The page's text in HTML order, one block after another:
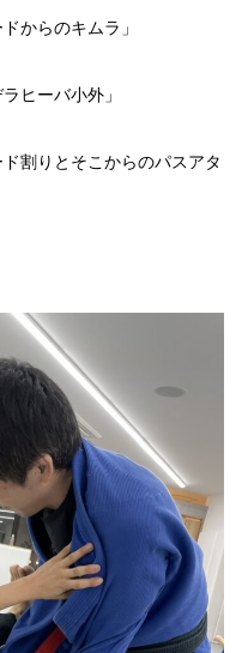
からのキムラ」
ヒーバ小外」
割りとそこからのパスアタ